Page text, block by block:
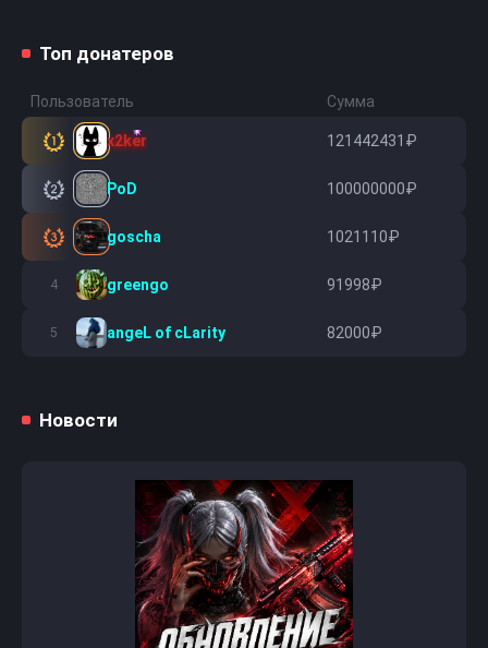
Топ донатеров
Пользователь Сумма
1 x2ker 121442431₽
2 PoD 100000000₽
3 goscha 1021110₽
4 greengo 91998₽
5 angeL of cLarity 82000₽
Новости